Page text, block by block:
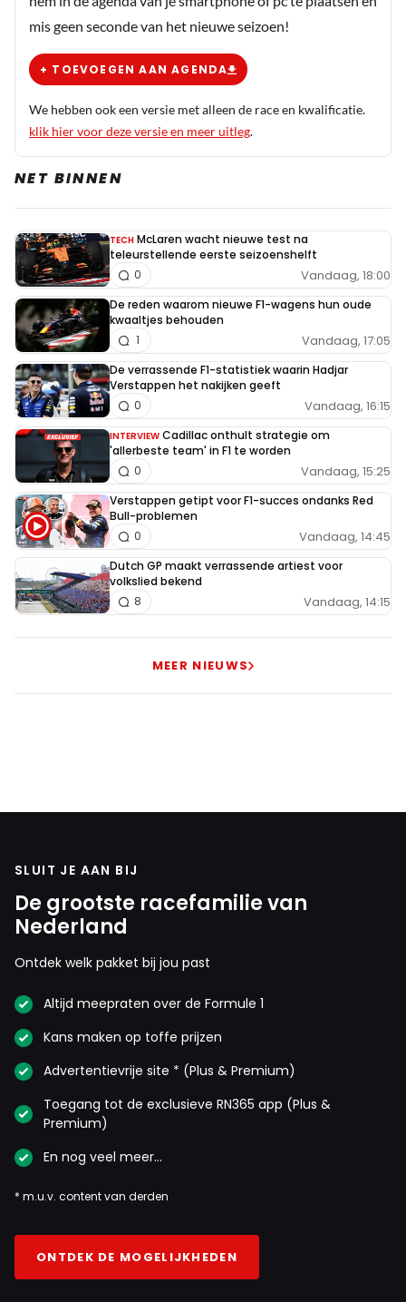
mis geen seconde van het nieuwe seizoen!
+ TOEVOEGEN AAN AGENDA
We hebben ook een versie met alleen de race en kwalificatie.
klik hier voor deze versie en meer uitleg.
NET BINNEN
TECH McLaren wacht nieuwe test na
teleurstellende eerste seizoenshelft
Vandaag, 18:00
0
De reden waarom nieuwe F1-wagens hun oude
kwaaltjes behouden
Vandaag, 17:05
1
De verrassende F1-statistiek waarin Hadjar
Verstappen het nakijken geeft
Vandaag, 16:15
0
INTERVIEW Cadillac onthult strategie om
'allerbeste team' in F1 te worden
Vandaag, 15:25
0
Verstappen getipt voor F1-succes ondanks Red
Bull-problemen
Vandaag, 14:45
0
Dutch GP maakt verrassende artiest voor
volkslied bekend
Vandaag, 14:15
8
MEER NIEUWS
SLUIT JE AAN BIJ
De grootste racefamilie van
Nederland
Ontdek welk pakket bij jou past
Altijd meepraten over de Formule 1
Kans maken op toffe prijzen
Advertentievrije site * (Plus & Premium)
Toegang tot de exclusieve RN365 app (Plus &
Premium)
En nog veel meer…
* m.u.v. content van derden
ONTDEK DE MOGELIJKHEDEN